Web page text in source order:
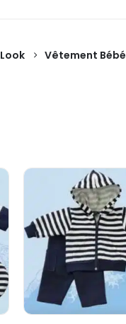
Look Vêtement Bébé